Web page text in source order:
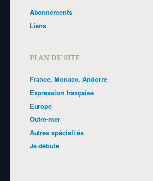
Abonnements
Liens
PLAN DU SITE
France, Monaco, Andorre
Expression française
Europe
Outre-mer
Autres spécialités
Je débute